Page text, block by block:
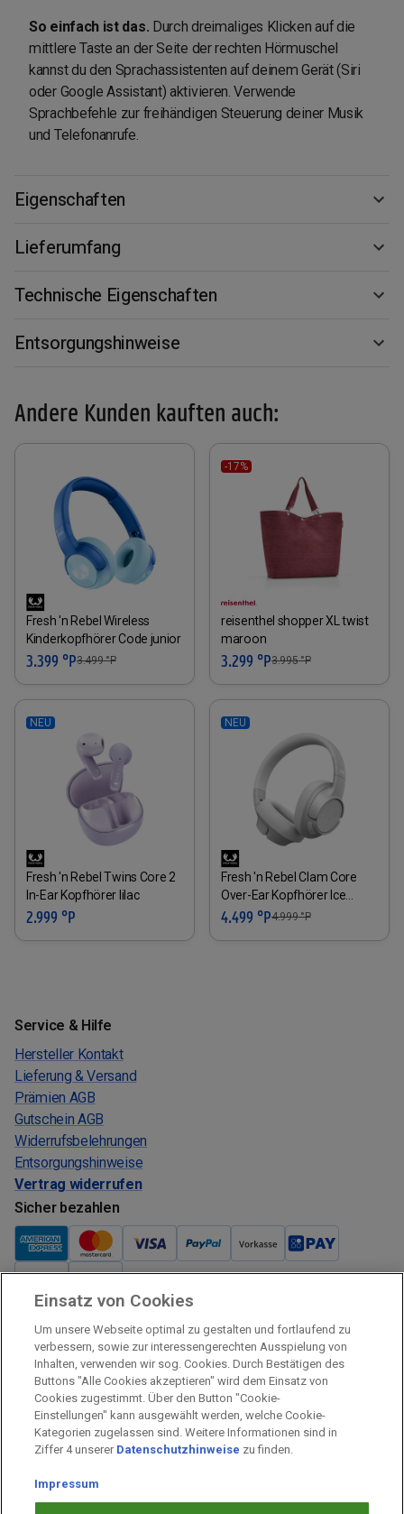
So einfach ist das. Durch dreimaliges Klicken auf die
mittlere Taste an der Seite der rechten Hörmuschel
kannst du den Sprachassistenten auf deinem Gerät (Siri
oder Google Assistant) aktivieren. Verwende
Sprachbefehle zur freihändigen Steuerung deiner Musik
und Telefonanrufe.
Eigenschaften
Lieferumfang
Technische Eigenschaften
Entsorgungshinweise
Andere Kunden kauften auch:
Fresh 'n Rebel Wireless
Kinderkopfhörer Code junior
3.399 °P3.499°P
-17%
reisenthel shopper XL twist
maroon
3.299 °P3.995°P
NEU
Fresh 'n Rebel Twins Core 2
In-Ear Kopfhörer lilac
2.999 °P
NEU
Fresh 'n Rebel Clam Core
Over-Ear Kopfhörer Ice
weiss
4.499 °P4.999°P
Service & Hilfe
Hersteller Kontakt
Lieferung & Versand
Prämien AGB
Gutschein AGB
Widerrufsbelehrungen
Entsorgungshinweise
Vertrag widerrufen
Sicher bezahlen
Verkauf und Versand
Kostenloser Versand:
Verkauf und Versand durch:
Verkauf Gutscheine durch:
Sicher einkaufen
Prämien Impressum
Einsatz von Cookies
Um unsere Webseite optimal zu gestalten und fortlaufend zu
verbessern, sowie zur interessengerechten Ausspielung von
Inhalten, verwenden wir sog. Cookies. Durch Bestätigen des
Buttons "Alle Cookies akzeptieren" wird dem Einsatz von
Cookies zugestimmt. Über den Button "Cookie-
Einstellungen" kann ausgewählt werden, welche Cookie-
Kategorien zugelassen sind. Weitere Informationen sind in
Ziffer 4 unserer Datenschutzhinweise zu finden.
Impressum